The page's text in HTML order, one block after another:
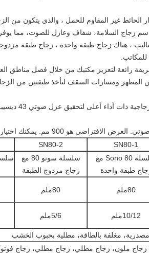
غير المقاوم للحمل ، والذي يتكون من
زجاج السلامة، شفاف وعازل للصوت، مما
، هناك زجاج طبقة واحدة ، زجاج طبقة
رائعة لتعزيز مكتبك من خلال فصل مناطق
المنزلقة والأبواب المتحركة وأبواب الربيع الأرضية.
SN80-1
SN80-2
سلسلة Sono 80 مع
طبقة واحدة
سلسلة سونو 80 مع
زجاج مزدوج الطبقة
80ملم 80ملم
10/12ملم 5/6ملم
مصدرية، مغلفة بالطاقة، مطلية بحبوب الخشب
ملون، زجاج مطلي، زجاج مطلي، زجاج